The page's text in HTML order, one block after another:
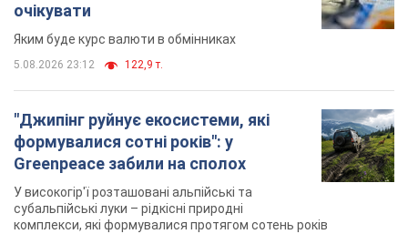
очікувати
Яким буде курс валюти в обмінниках
5.08.2026 23:12 122,9 т.
"Джипінг руйнує екосистеми, які
формувалися сотні років": у
Greenpeace забили на сполох
У високогір'ї розташовані альпійські та
субальпійські луки – рідкісні природні
комплекси, які формувалися протягом сотень років